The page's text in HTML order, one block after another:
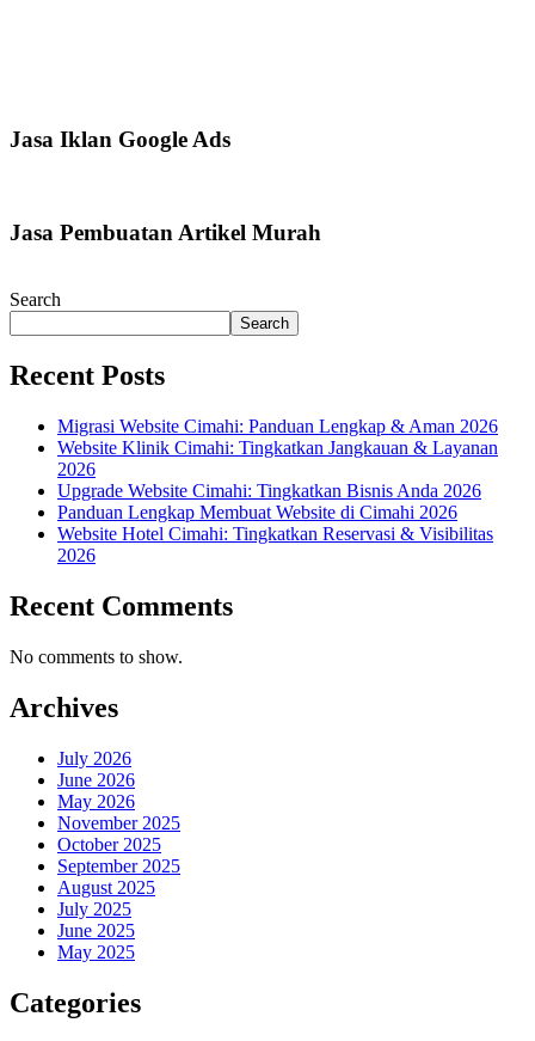
Jasa Iklan Google Ads
Jasa Pembuatan Artikel Murah
Search
Search
Recent Posts
Migrasi Website Cimahi: Panduan Lengkap & Aman 2026
Website Klinik Cimahi: Tingkatkan Jangkauan & Layanan
2026
Upgrade Website Cimahi: Tingkatkan Bisnis Anda 2026
Panduan Lengkap Membuat Website di Cimahi 2026
Website Hotel Cimahi: Tingkatkan Reservasi & Visibilitas
2026
Recent Comments
No comments to show.
Archives
July 2026
June 2026
May 2026
November 2025
October 2025
September 2025
August 2025
July 2025
June 2025
May 2025
Categories